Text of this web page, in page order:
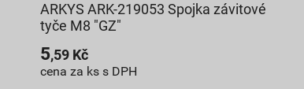
ARKYS ARK-219053 Spojka závitové
tyče M8 "GZ"
5,59Kč
cena za ks s DPH